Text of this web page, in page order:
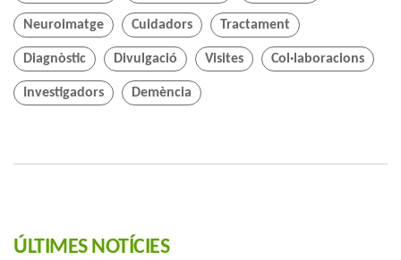
Neuroimatge Cuidadors Tractament
Diagnòstic Divulgació Visites Col·laboracions
Investigadors Demència
ÚLTIMES NOTÍCIES